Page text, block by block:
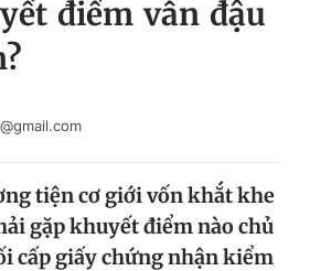
Magazine
điểm vẫn đậu
tiện cơ giới vốn khắt khe
gặp khuyết điểm nào chủ
cấp giấy chứng nhận kiểm